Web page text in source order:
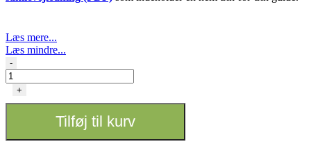
Læs mere...
Læs mindre...
Growtent
White
-
(150x150x220cm)
antal
-
+
Tilføj til kurv